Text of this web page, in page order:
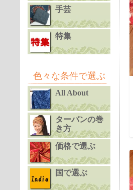
手芸
特集
色々な条件で選ぶ
All About
ターバンの巻
き方
価格で選ぶ
国で選ぶ